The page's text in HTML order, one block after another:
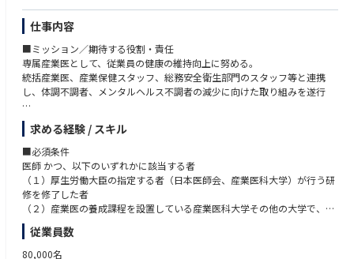
仕事内容
■ミッション／期待する役割・責任
専属産業医として、従業員の健康の維持向上に努める。
統括産業医、産業保健スタッフ、総務安全衛生部門のスタッフ等と連携
し、体調不調者、メンタルヘルス不調者の減少に向けた取り組みを遂行
■職務概要（具体的な業務内容）
健康診断（定期・特殊）の実施、安全衛生委員会への参加
長時間労働者への面談、ストレスチェック実施者、高ストレス者面談の実
施
面談後の就業措置判断
産業医職場巡視による作業方法の改善、有害業務の適正管理等の指導
面談希望者との面談、休職者との面談・判定
■携わる事業・製品・サービス
求める経験 / スキル
■必須条件
医師 かつ、以下のいずれかに該当する者
（１）厚生労働大臣の指定する者（日本医師会、産業医科大学）が行う研
修を修了した者
（２）産業医の養成課程を設置している産業医科大学その他の大学で、厚
生労働大臣が指定するものにおいて当該過程を修めて卒業し、
その大学が行う実習を履修した者
（３）労働衛生コンサルタント試験に合格した者で、その試験区分が保健
従業員数
80,000名